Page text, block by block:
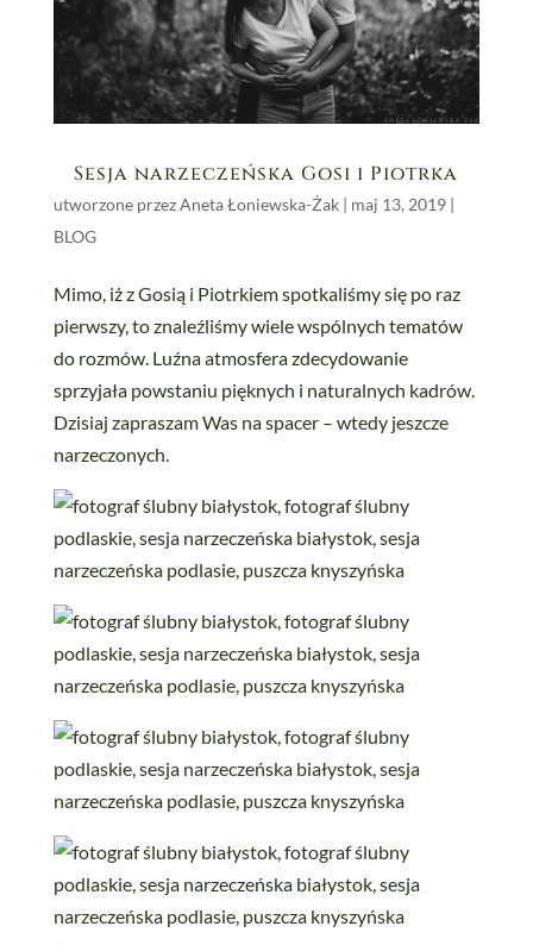
Sesja narzeczeńska Gosi i Piotrka
utworzone przezAneta Łoniewska-Żak| maj 13, 2019|
BLOG
Mimo, iż z Gosią i Piotrkiem spotkaliśmy się po raz
pierwszy, to znaleźliśmy wiele wspólnych tematów
do rozmów. Luźna atmosfera zdecydowanie
sprzyjała powstaniu pięknych i naturalnych kadrów.
Dzisiaj zapraszam Was na spacer – wtedy jeszcze
narzeczonych.